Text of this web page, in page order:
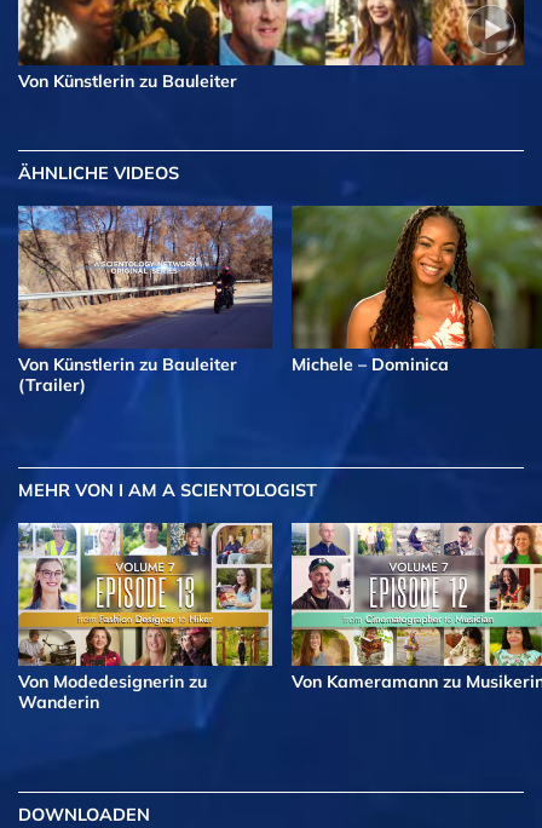
Von Künstlerin zu Bauleiter
ÄHNLICHE VIDEOS
Von Künstlerin zu Bauleiter
(Trailer)
Michele – Dominica
MEHR VON I AM A SCIENTOLOGIST
Von Modedesignerin zu
Wanderin
Von Kameramann zu
DOWNLOADEN